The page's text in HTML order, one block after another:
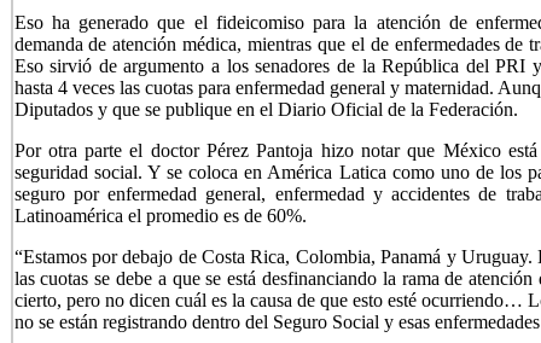
Eso ha generado que el fideicomiso para la atención de
demanda de atención médica, mientras que el de enfermedades de
Eso sirvió de argumento a los senadores de la República del
hasta 4 veces las cuotas para enfermedad general y maternidad.
Diputados y que se publique en el Diario Oficial de la Federación.
Por otra parte el doctor Pérez Pantoja hizo notar que México
seguridad social. Y se coloca en América Latica como uno de los
seguro por enfermedad general, enfermedad y accidentes de
Latinoamérica el promedio es de 60%.
“Estamos por debajo de Costa Rica, Colombia, Panamá y
las cuotas se debe a que se está desfinanciando la rama de
cierto, pero no dicen cuál es la causa de que esto esté ocurriendo…
no se están registrando dentro del Seguro Social y esas